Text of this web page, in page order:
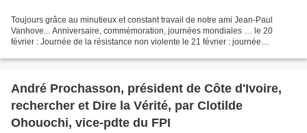
Toujours grâce au minutieux et constant travail de notre ami Jean-Paul
Vanhove... Anniversaire, commémoration, journées mondiales … le 20
février : Journée de la résistance non violente le 21 février : journée
André Prochasson, président de Côte d'Ivoire,
rechercher et Dire la Vérité, par Clotilde
Ohouochi, vice-pdte du FPI